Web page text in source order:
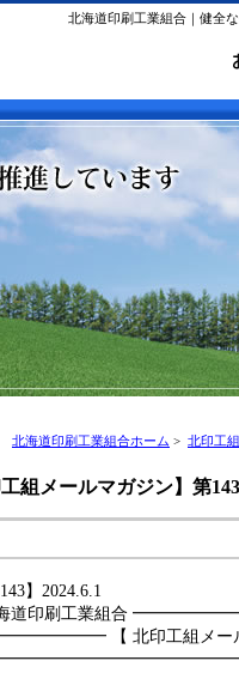
北海道印刷工業組合｜健全
北海道印刷工業組合ホーム > 北印工
工組メールマガジン】第
】2024.6.1
道印刷工業組合
【 北印工組メー